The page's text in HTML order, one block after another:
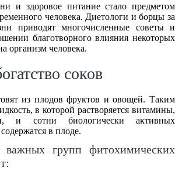
и здоровое питание стало предметом
человека. Диетологи и борцы за
приводят многочисленные советы и
благотворного влияния некоторых
организм человека.
соков
из плодов фруктов и овощей. Таким
в которой растворяется витамины,
и сотни биологически активных
в плоде.
важных групп фитохимических